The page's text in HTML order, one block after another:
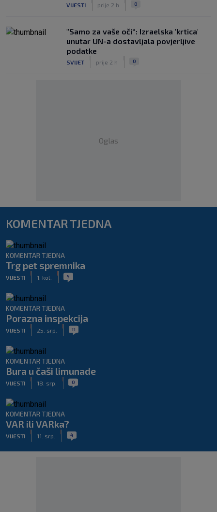
VIJESTI prije 2 h 0
"Samo za vaše oči“: Izraelska 'krtica'
unutar UN-a dostavljala povjerljive
podatke
SVIJET prije 2 h 0
Oglas
KOMENTAR TJEDNA
KOMENTAR TJEDNA
Trg pet spremnika
VIJESTI 1. kol. 5
KOMENTAR TJEDNA
Porazna inspekcija
VIJESTI 25. srp. 11
KOMENTAR TJEDNA
Bura u čaši limunade
VIJESTI 18. srp. 0
KOMENTAR TJEDNA
VAR ili VARka?
VIJESTI 11. srp. 4